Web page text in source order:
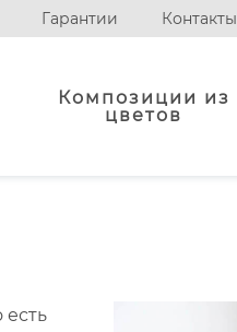
Гарантии Контакты
Композиции из
цветов
есть